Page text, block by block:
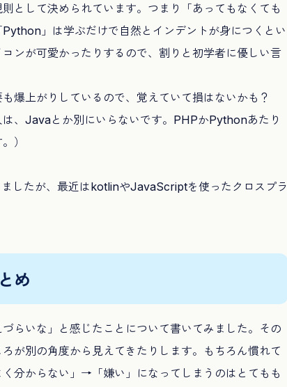
として決められています。つまり「あってもなくても
」は学ぶだけで自然とインデントが身につくとい
ンが可愛かったりするので、割りと初学者に優しい言
爆上がりしているので、覚えていて損はないかも？
、Javaとか別にいらないです。PHPかPythonあたり
）
したが、最近はkotlinやJavaScriptを使ったクロスプラ
め
らいな」と感じたことについて書いてみました。その
が別の角度から見えてきたりします。もちろん慣れて
分からない」→「嫌い」になってしまうのはとてもも